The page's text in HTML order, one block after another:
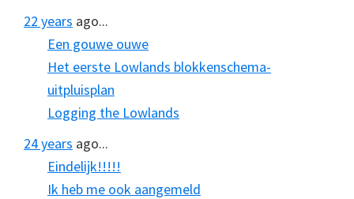
22 years ago...
Een gouwe ouwe
Het eerste Lowlands blokkenschema-
uitpluisplan
Logging the Lowlands
24 years ago...
Eindelijk!!!!!
Ik heb me ook aangemeld